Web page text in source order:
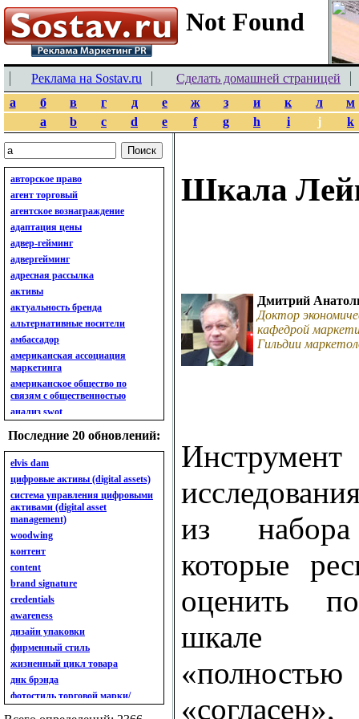
Реклама на Sostav.ru
Сделать домашней страницей
а
б в г д е ж з и к л
м
a
b c d e f g h i j k
авторское право
агент торговый
агентское вознаграждение
адаптация цены
адвер-гейминг
адвергейминг
адресная рассылка
активы
актуальность бренда
альтернативные носители
амбассадор
американская ассоциация
маркетинга
американское общество по
связям с общественностью
анализ swot
анализ бизнес-портфеля
анализ имиджа
анализ кластерный
анализ конкурентов
анализ кросс-культурных
особенностей
анализ мак кинси «7s»
анализ макросистемы
анализ маркетинговый
анализ рынка
анализ ситуационный
анализ экспертный
индивидуальный
анкета
ассортимент
ассортимент товарный.
планирование товарного
ассортимента
ассортимент. глубина
Последние 20 обновлений:
elvis dam
цифровые активы (digital assets)
система управления цифровыми
активами (digital asset
management)
woodwing
контент
content
brand signature
credentials
awareness
дизайн упаковки
фирменный стиль
жизненный цикл товара
днк брэнда
фотостиль торговой марки/
линейки продукции
Шкала
Дмитрий
Доктор
кафедрой
Гильдии
из набора
которые
оценить
шкале